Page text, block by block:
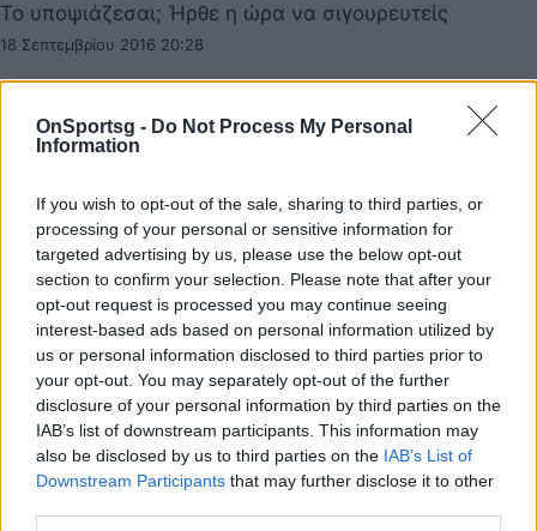
OnSportsg - Do Not Process My Personal
Information
If you wish to opt-out of the sale, sharing to third parties, or
processing of your personal or sensitive information for
targeted advertising by us, please use the below opt-out
section to confirm your selection. Please note that after your
opt-out request is processed you may continue seeing
interest-based ads based on personal information utilized by
us or personal information disclosed to third parties prior to
your opt-out. You may separately opt-out of the further
disclosure of your personal information by third parties on the
IAB’s list of downstream participants. This information may
also be disclosed by us to third parties on the IAB’s List of
Downstream Participants that may further disclose it to other
Το υποψιάζεσαι; Ήρθε η ώρα να σιγουρευτείς
18 Σεπτεμβρίου 2016 20:28
Κέρκυρα – Λάρισα 2-0: «Καθάρισε» από το